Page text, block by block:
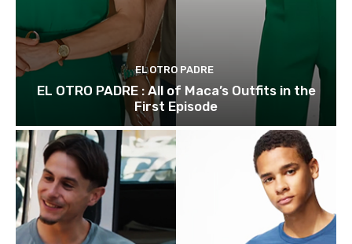
EL OTRO PADRE
EL OTRO PADRE : All of Maca’s Outfits in the
First Episode